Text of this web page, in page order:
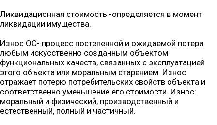
Ликвидационная стоимость -определяется в момент
ликвидации имущества.
Износ ОС- процесс постепенной и ожидаемой потери
любым искусственно созданным объектом
функциональных качеств, связанных с эксплуатацией
этого объекта или моральным старением. Износ
отражает потерю потребительских свойств объекта и
соответственно уменьшение его стоимости. Износ:
моральный и физический, производственный и
естественный, полный и частичный.